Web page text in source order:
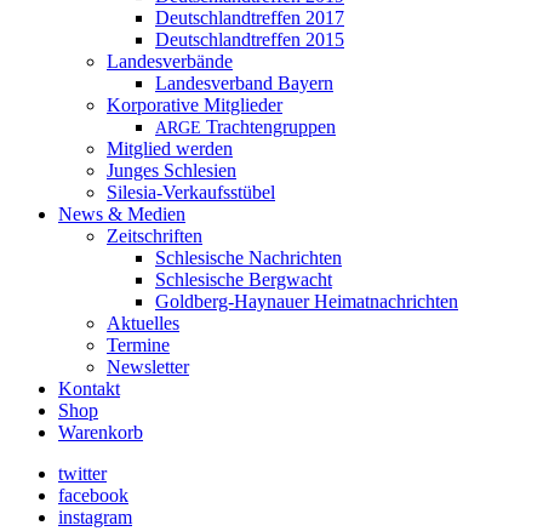
Deutschlandtreffen 2017
Deutschlandtreffen 2015
Landesverbände
Landesverband Bayern
Korporative Mitglieder
ARGE Trachtengruppen
Mitglied werden
Junges Schlesien
Silesia-Verkaufsstübel
News & Medien
Zeitschriften
Schlesische Nachrichten
Schlesische Bergwacht
Goldberg-Haynauer Heimatnachrichten
Aktuelles
Termine
Newsletter
Kontakt
Shop
Warenkorb
twitter
facebook
instagram